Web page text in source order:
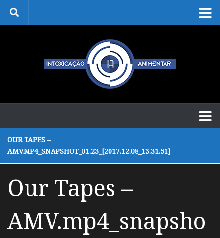
Skip to content
OUR TAPES –
AMV.MP4_SNAPSHOT_01.23_[2017.12.08_13.31.51]
Our Tapes –
AMV.mp4_snapsho